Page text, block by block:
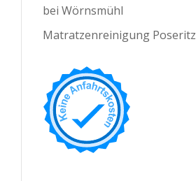
bei Wörnsmühl
Matratzenreinigung Poseritz